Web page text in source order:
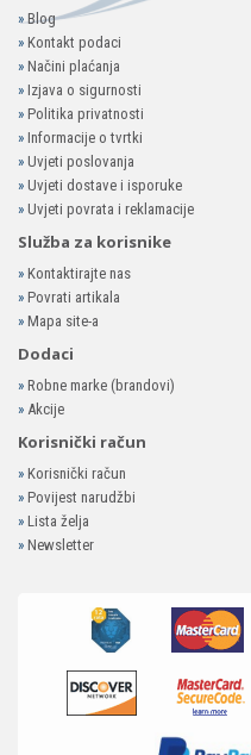
»Blog
» Kontakt podaci
» Načini plaćanja
» Izjava o sigurnosti
» Politika privatnosti
» Informacije o tvrtki
» Uvjeti poslovanja
» Uvjeti dostave i isporuke
» Uvjeti povrata i reklamacije
Služba za korisnike
» Kontaktirajte nas
» Povrati artikala
» Mapa site-a
Dodaci
» Robne marke (brandovi)
» Akcije
Korisnički račun
» Korisnički račun
» Povijest narudžbi
» Lista želja
» Newsletter